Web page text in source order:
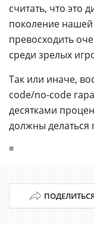
считать, что это
поколение
превосходить
среди зрелых
Так или иначе,
code/no-code
десятками
должны делаться
■